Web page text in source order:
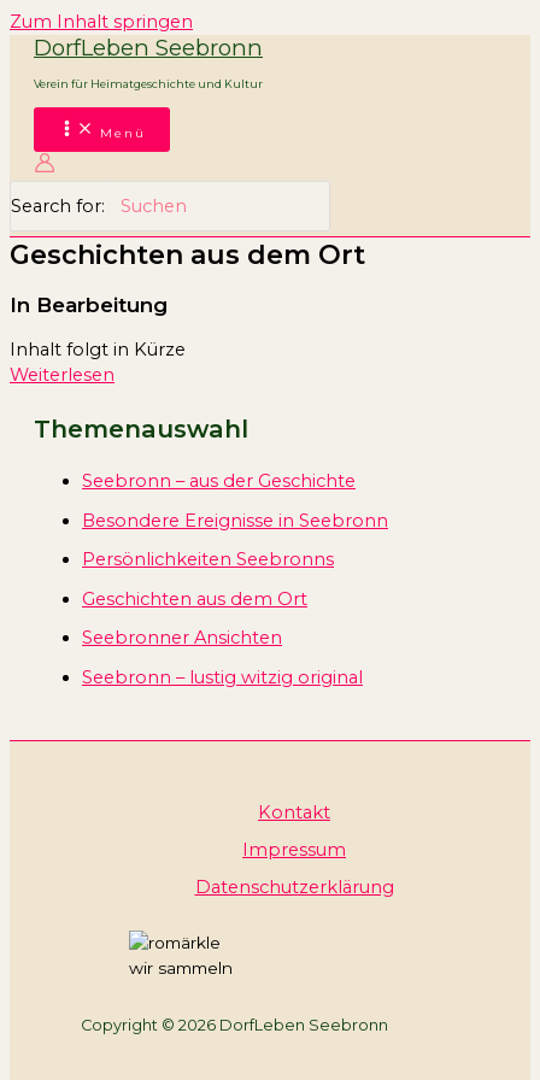
Zum Inhalt springen
DorfLeben Seebronn
Verein für Heimatgeschichte und Kultur
Menü
Search for:
Geschichten aus dem Ort
In Bearbeitung
Inhalt folgt in Kürze
Weiterlesen
Themenauswahl
Seebronn – aus der Geschichte
Besondere Ereignisse in Seebronn
Persönlichkeiten Seebronns
Geschichten aus dem Ort
Seebronner Ansichten
Seebronn – lustig witzig original
Kontakt
Impressum
Datenschutzerklärung
wir sammeln
Copyright © 2026 DorfLeben Seebronn